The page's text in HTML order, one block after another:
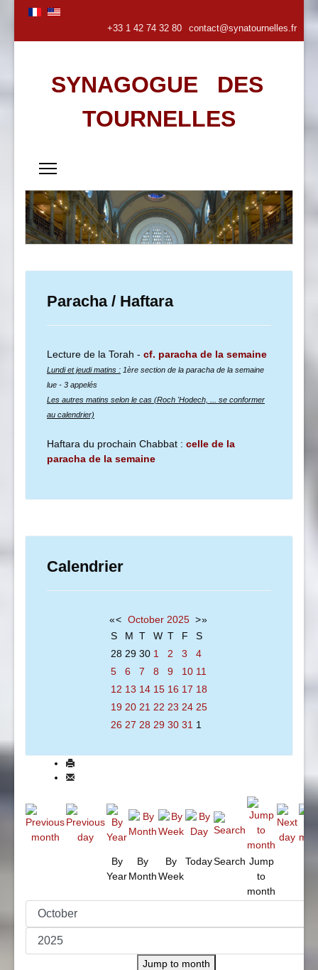
+33 1 42 74 32 80 contact@synatournelles.fr
SYNAGOGUE DES
TOURNELLES
Paracha / Haftara
Lecture de la Torah - cf. paracha de la semaine
Lundi et jeudi matins : 1ère section de la paracha de la semaine
lue - 3 appelés
Les autres matins selon le cas (Roch 'Hodech, ... se conformer
au calendrier)
Haftara du prochain Chabbat : celle de la
paracha de la semaine
Calendrier
«< October 2025 >»
S
M T W T F
S
28 29 30 1 2 3
4
5
6 7 8 9 10 11
12 13 14 15 16 17 18
19 20 21 22 23 24 25
26 27 28 29 30 31 1
By
Year
By
Month
By
Week
TodaySearch Jump
to
month
Jump to month